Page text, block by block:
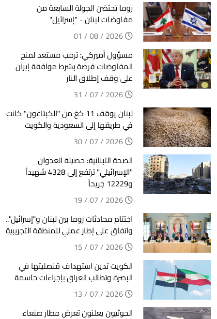
روما تحتضن الجولة السابعة من
مفاوضات لبنان - "إسرائيل"
مسؤول أميركي: ترمب مستعد لمنح
المفاوضات فرصة بشرط موافقة إيران
على وقف إطلاق النار
لبنان يوقف 11 كغ من "الكبتاغون" كانت
في طريقها إلى السعودية والكويت
الصحة اللبنانية: حصيلة العدوان
"الإسرائيلي" ترتفع إلى 4328 شهيداً
و12229 جريحاً
اختتام محادثات روما بين لبنان و"إسرائيل"..
واتفاق على إطار عملي للمنطقة التجريبية
الكويت تدين استهداف قنصليتها في
البصرة وتطالب العراق بإجراءات حاسمة
الحوثيون يعلنون تعرض مطار صنعاء